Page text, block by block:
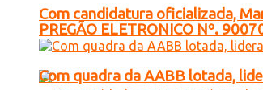
PREGÃO ELETRONICO Nº.
Com candidatura oficializada,
Com quadra da AABB lotada,